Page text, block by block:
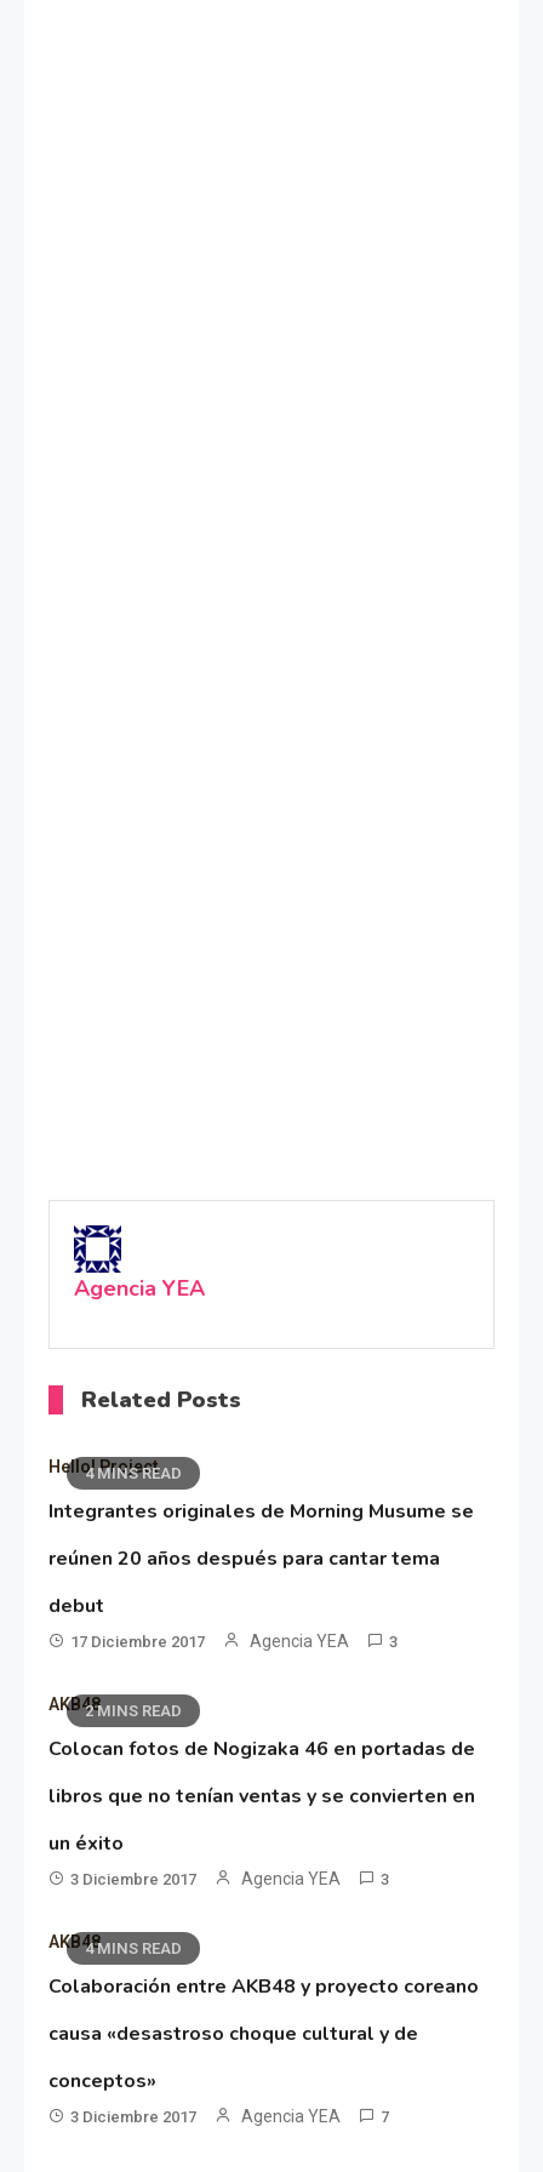
Agencia YEA
Related Posts
4 MINS READ
Hello! Project
Integrantes originales de Morning Musume se
reúnen 20 años después para cantar tema
debut
17 Diciembre 2017 Agencia YEA 3
2 MINS READ
AKB48
Colocan fotos de Nogizaka 46 en portadas de
libros que no tenían ventas y se convierten en
un éxito
3 Diciembre 2017 Agencia YEA 3
4 MINS READ
AKB48
Colaboración entre AKB48 y proyecto coreano
causa «desastroso choque cultural y de
conceptos»
3 Diciembre 2017 Agencia YEA 7